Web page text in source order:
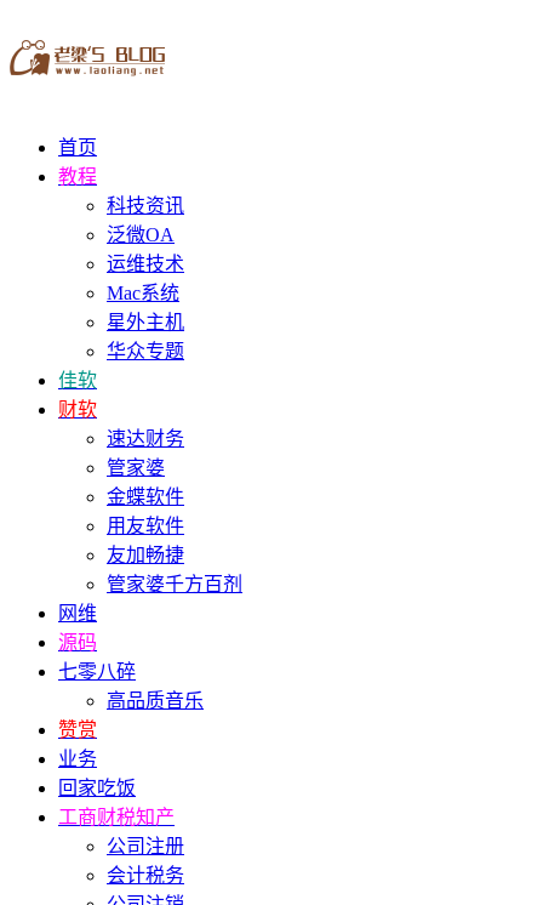
首页
教程
科技资讯
泛微OA
运维技术
Mac系统
星外主机
华众专题
佳软
财软
速达财务
管家婆
金蝶软件
用友软件
友加畅捷
管家婆千方百剂
网维
源码
七零八碎
高品质音乐
赞赏
业务
回家吃饭
工商财税知产
公司注册
会计税务